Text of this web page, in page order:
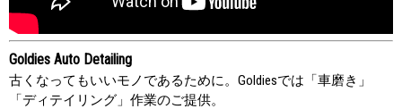
Goldies Auto Detailing
古くなってもいいモノであるために。Goldiesでは「車磨き」
「ディテイリング」作業のご提供。